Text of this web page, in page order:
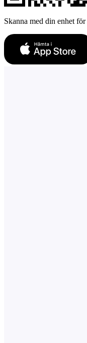
Skanna med din enhet